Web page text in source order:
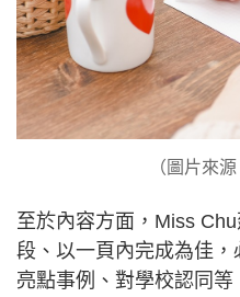
（圖片來
至於內容方面，Miss
段、以一頁內完成為佳，
亮點事例、對學校認同